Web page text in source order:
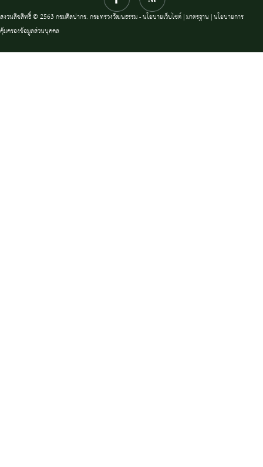
สงวนลิขสิทธิ์ © 2563 กรมศิลปากร. กระทรวงวัฒนธรรม -นโยบายเว็บไซต์|มาตรฐาน |นโยบายการ
คุ้มครองข้อมูลส่วนบุคคล